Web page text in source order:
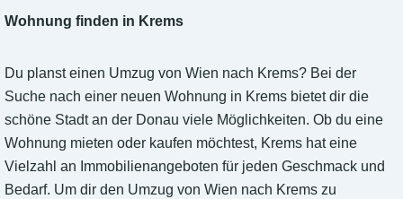
Wohnung finden in Krems
Du planst einen Umzug von Wien nach Krems? Bei der
Suche nach einer neuen Wohnung in Krems bietet dir die
schöne Stadt an der Donau viele Möglichkeiten. Ob du eine
Wohnung mieten oder kaufen möchtest, Krems hat eine
Vielzahl an Immobilienangeboten für jeden Geschmack und
Bedarf. Um dir den Umzug von Wien nach Krems zu